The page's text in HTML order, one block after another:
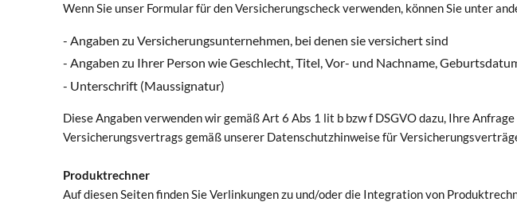
Wenn Sie unser Formular für den Versicherungscheck verwenden, können Sie unter
- Angaben zu Versicherungsunternehmen, bei denen sie versichert sind
- Angaben zu Ihrer Person wie Geschlecht, Titel, Vor- und Nachname,
- Unterschrift (Maussignatur)
Diese Angaben verwenden wir gemäß Art 6 Abs 1 lit b bzw f DSGVO dazu, Ihre
Versicherungsvertrags gemäß unserer Datenschutzhinweise für
Produktrechner
Auf diesen Seiten finden Sie Verlinkungen zu und/oder die Integration von